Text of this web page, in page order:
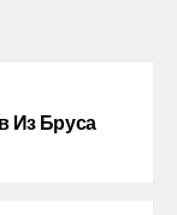
Из Бруса